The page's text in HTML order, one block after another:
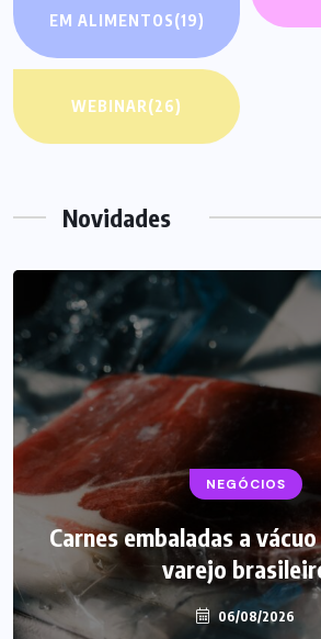
EM ALIMENTOS(19)
WEBINAR(26)
Novidades
NEGÓCIOS
Carnes embaladas a
varejo
06/08/2026